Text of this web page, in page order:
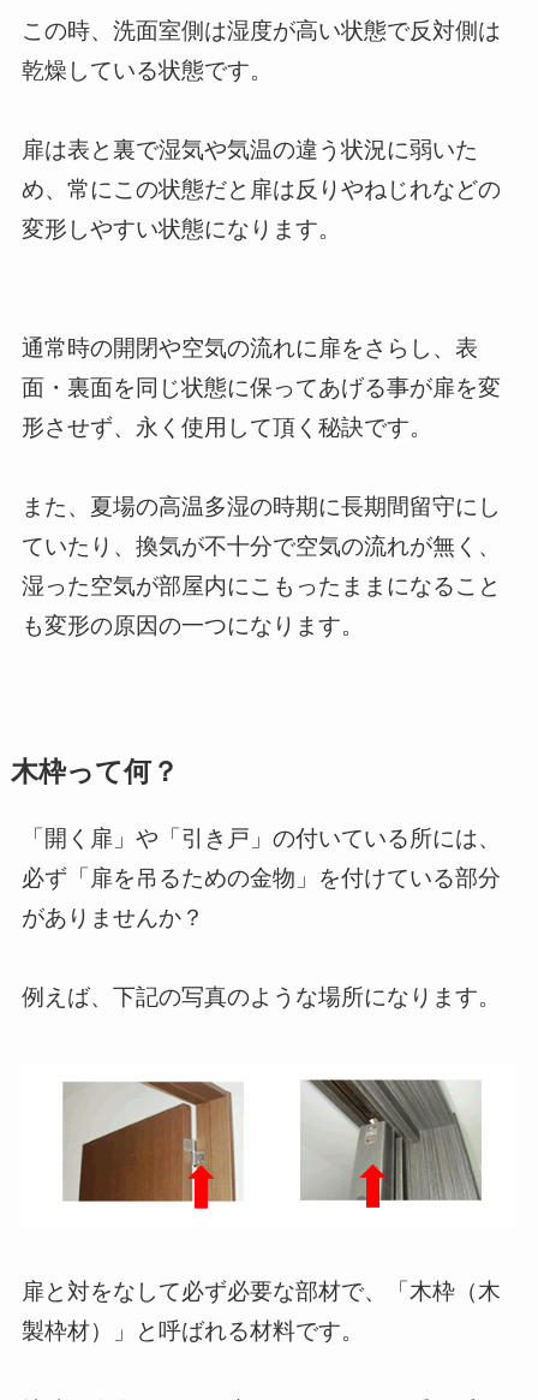
この時、洗面室側は湿度が高い状態で反対側は
乾燥している状態です。
扉は表と裏で湿気や気温の違う状況に弱いた
め、常にこの状態だと扉は反りやねじれなどの
変形しやすい状態になります。
通常時の開閉や空気の流れに扉をさらし、表
面・裏面を同じ状態に保ってあげる事が扉を変
形させず、永く使用して頂く秘訣です。
また、夏場の高温多湿の時期に長期間留守にし
ていたり、換気が不十分で空気の流れが無く、
湿った空気が部屋内にこもったままになること
も変形の原因の一つになります。
木枠って何？
「開く扉」や「引き戸」の付いている所には、
必ず「扉を吊るための金物」を付けている部分
がありませんか？
例えば、下記の写真のような場所になります。
扉と対をなして必ず必要な部材で、「木枠（木
製枠材）」と呼ばれる材料です。